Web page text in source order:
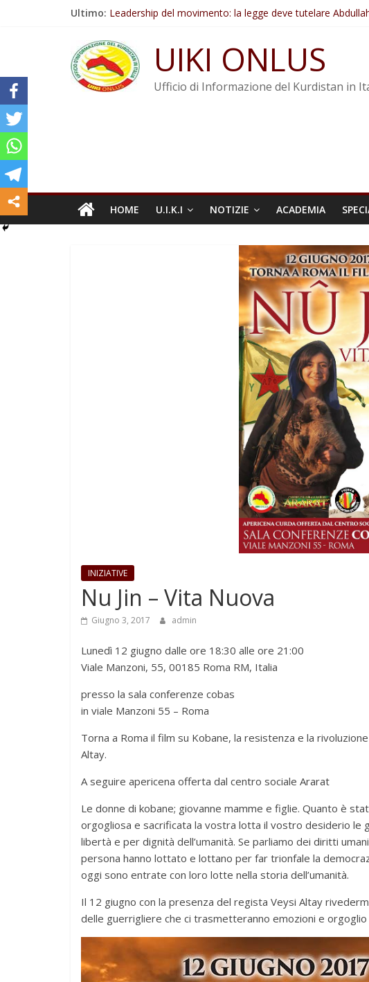
Ultimo: Leadership del movimento: la legge deve tutelare
Non tenere conto della situazione di Rêber Apo
Il KNK chiede un’azione internazionale contro i crimini di
Abdullah Öcalan: Le legge negativa deve essere
UIKI ONLUS
Ufficio di Informazione del Kurdistan in
HOME U.I.K.I NOTIZIE ACADEMIA
INIZIATIVE
Nu Jin – Vita Nuova
Giugno 3, 2017 admin
Lunedì 12 giugno dalle ore 18:30 alle ore 21:00
Viale Manzoni, 55, 00185 Roma RM, Italia
presso la sala conferenze cobas
in viale Manzoni 55 – Roma
Torna a Roma il film su Kobane, la resistenza e la
Altay.
A seguire apericena offerta dal centro sociale Ararat
Le donne di kobane; giovanne mamme e figlie. Quanto è
orgogliosa e sacrificata la vostra lotta il vostro desiderio le
libertà e per dignità dell’umanità. Se parliamo dei diritti
persona hanno lottato e lottano per far trionfale la
oggi sono entrate con loro lotte nella storia dell’umanità.
Il 12 giugno con la presenza del regista Veysi Altay
delle guerrigliere che ci trasmetteranno emozioni e